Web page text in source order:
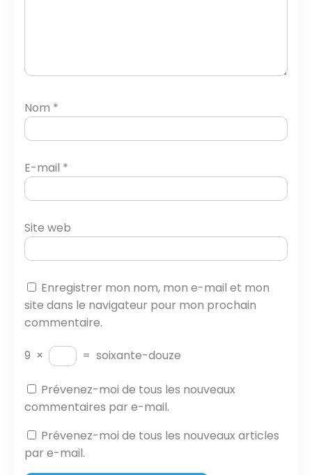
Nom *
E-mail *
Site web
Enregistrer mon nom, mon e-mail et mon
site dans le navigateur pour mon prochain
commentaire.
9 × = soixante-douze
Prévenez-moi de tous les nouveaux
commentaires par e-mail.
Prévenez-moi de tous les nouveaux articles
par e-mail.